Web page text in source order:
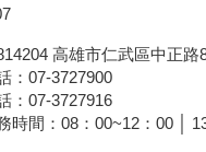
高雄市仁武區中正路
：07-3727900
：07-3727916
時間：08：00~12：00 │